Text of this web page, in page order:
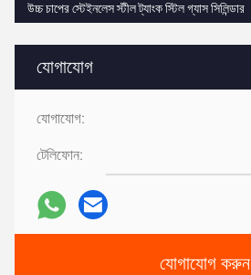
যোগাযোগ
যোগাযোগ:
টেলিফোন:
যোগাযোগ করুন
উচ্চ চাপের স্টেইনলেস স্টীল ট্যাংক স্টিল গ্যাস সিলিন্ডার